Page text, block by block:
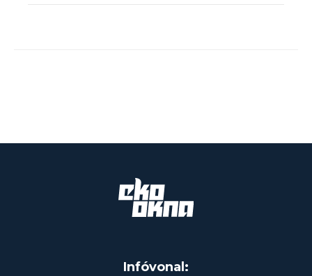
Infóvonal: